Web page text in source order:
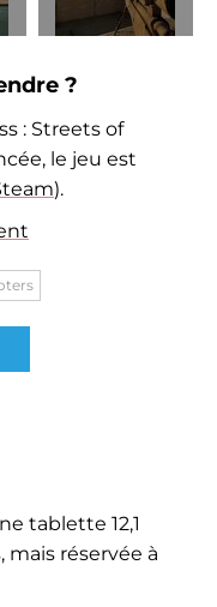
?
: Streets of
le jeu est
).
tablette 12,1
mais réservée à